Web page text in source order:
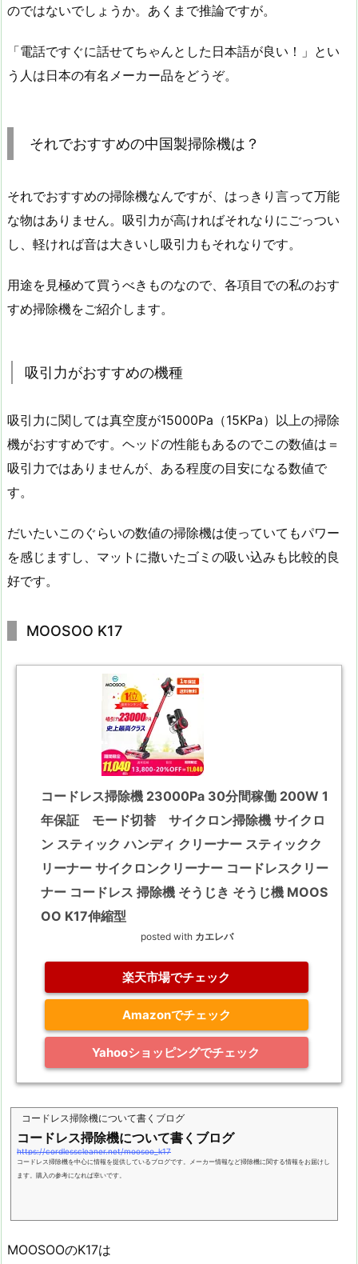
のではないでしょうか。あくまで推論ですが。
「電話ですぐに話せてちゃんとした日本語が良い！」とい
う人は日本の有名メーカー品をどうぞ。
それでおすすめの中国製掃除機は？
それでおすすめの掃除機なんですが、はっきり言って万能
な物はありません。吸引力が高ければそれなりにごっつい
し、軽ければ音は大きいし吸引力もそれなりです。
用途を見極めて買うべきものなので、各項目での私のおす
すめ掃除機をご紹介します。
吸引力がおすすめの機種
吸引力に関しては真空度が15000Pa（15KPa）以上の掃除
機がおすすめです。ヘッドの性能もあるのでこの数値は＝
吸引力ではありませんが、ある程度の目安になる数値で
す。
だいたいこのぐらいの数値の掃除機は使っていてもパワー
を感じますし、マットに撒いたゴミの吸い込みも比較的良
好です。
MOOSOO K17
コードレス掃除機 23000Pa 30分間稼働 200W 1
年保証 モード切替 サイクロン掃除機 サイクロ
ン スティック ハンディ クリーナー スティックク
リーナー サイクロンクリーナー コードレスクリー
ナー コードレス 掃除機 そうじき そうじ機 MOOS
OO K17伸縮型
posted with カエレバ
楽天市場でチェック
Amazonでチェック
Yahooショッピングでチェック
コードレス掃除機について書くブログ
コードレス掃除機について書くブログ
https://cordlesscleaner.net/moosoo_k17
コードレス掃除機を中心に情報を提供しているブログです。メーカー情報など掃除機に関する情報をお届けし
ます。購入の参考になれば幸いです。
MOOSOOのK17は